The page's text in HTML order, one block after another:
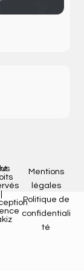
Mentions
légales
Politique de
confidentiali
té